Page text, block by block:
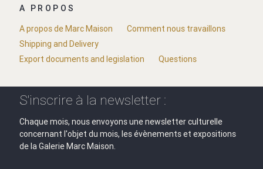
A PROPOS
A propos de Marc Maison
Comment nous travaillons
Shipping and Delivery
Export documents and legislation
Questions
S'inscrire à la newsletter :
Chaque mois, nous envoyons une newsletter culturelle
concernant l'objet du mois, les évènements et expositions
de la Galerie Marc Maison.